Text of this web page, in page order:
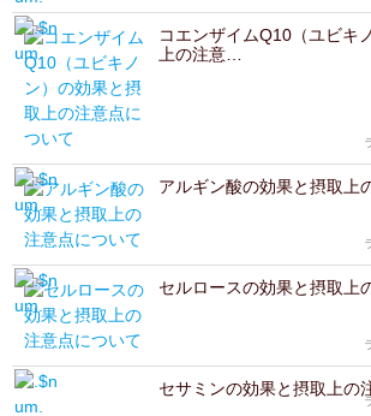
コエンザイムQ10（ユビキ
上の注意…
アルギン酸の効果と摂取上
セルロースの効果と摂取上
セサミンの効果と摂取上の